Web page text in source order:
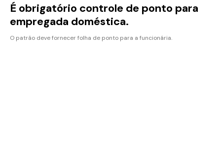
É obrigatório controle de ponto para
empregada doméstica.
O patrão deve fornecer folha de ponto para a funcionária.